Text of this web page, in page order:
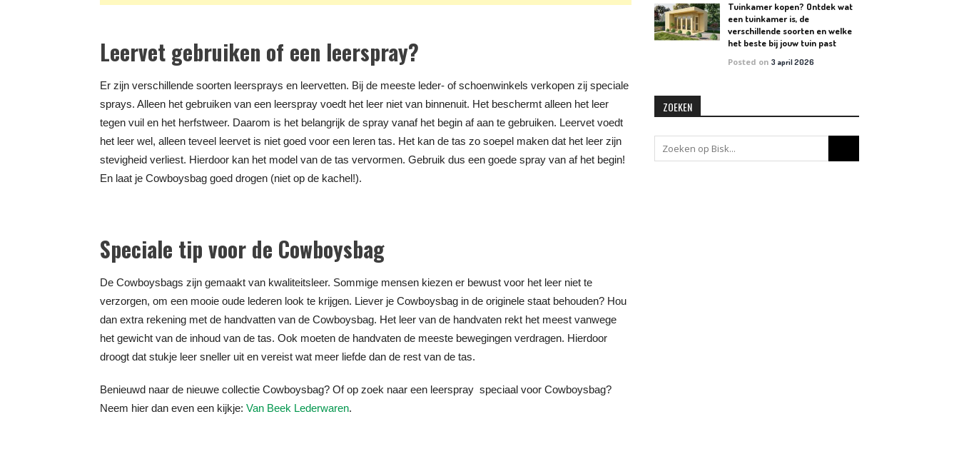
Leervet gebruiken of een leerspray?
Er zijn verschillende soorten leersprays en leervetten. Bij de meeste leder- of schoenwinkels verkopen zij speciale
sprays. Alleen het gebruiken van een leerspray voedt het leer niet van binnenuit. Het beschermt alleen het leer
tegen vuil en het herfstweer. Daarom is het belangrijk de spray vanaf het begin af aan te gebruiken. Leervet voedt
het leer wel, alleen teveel leervet is niet goed voor een leren tas. Het kan de tas zo soepel maken dat het leer zijn
stevigheid verliest. Hierdoor kan het model van de tas vervormen. Gebruik dus een goede spray van af het begin!
En laat je Cowboysbag goed drogen (niet op de kachel!).
Speciale tip voor de Cowboysbag
De Cowboysbags zijn gemaakt van kwaliteitsleer. Sommige mensen kiezen er bewust voor het leer niet te
verzorgen, om een mooie oude lederen look te krijgen. Liever je Cowboysbag in de originele staat behouden? Hou
dan extra rekening met de handvatten van de Cowboysbag. Het leer van de handvaten rekt het meest vanwege
het gewicht van de inhoud van de tas. Ook moeten de handvaten de meeste bewegingen verdragen. Hierdoor
droogt dat stukje leer sneller uit en vereist wat meer liefde dan de rest van de tas.
Benieuwd naar de nieuwe collectie Cowboysbag? Of op zoek naar een leerspray speciaal voor Cowboysbag?
Neem hier dan even een kijkje: Van Beek Lederwaren.
Tuinkamer kopen? Ontdek wat
een tuinkamer is, de
verschillende soorten en welke
het beste bij jouw tuin past
Posted on3 april 2026
ZOEKEN